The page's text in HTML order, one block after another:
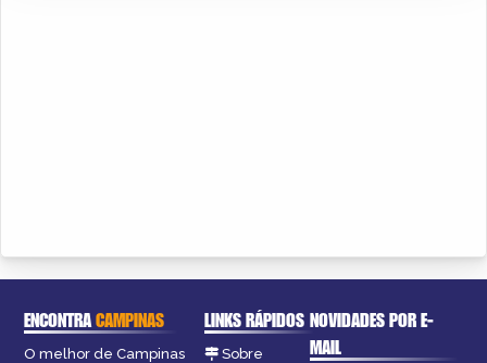
ENCONTRACAMPINAS
O melhor de Campinas
LINKS RÁPIDOS
Sobre
NOVIDADES POR E-
MAIL